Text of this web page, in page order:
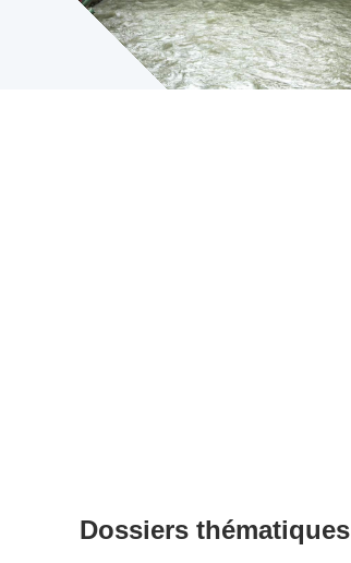
Dossiers thématiques